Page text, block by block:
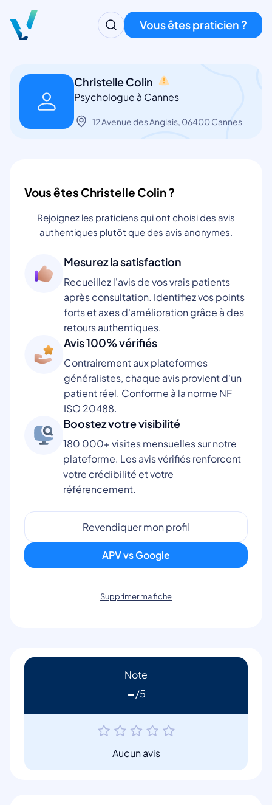
Vous êtes praticien ?
Christelle Colin
Psychologue à Cannes
12 Avenue des Anglais, 06400 Cannes
Vous êtes Christelle Colin ?
Rejoignez les praticiens qui ont choisi des avis
authentiques plutôt que des avis anonymes.
Mesurez la satisfaction
Recueillez l'avis de vos vrais patients
après consultation. Identifiez vos points
forts et axes d'amélioration grâce à des
retours authentiques.
Avis 100% vérifiés
Contrairement aux plateformes
généralistes, chaque avis provient d'un
patient réel. Conforme à la norme NF
ISO 20488.
Boostez votre visibilité
180 000+ visites mensuelles sur notre
plateforme. Les avis vérifiés renforcent
votre crédibilité et votre
référencement.
Revendiquer mon profil
APV vs Google
Supprimer ma fiche
Note
-
Aucun avis